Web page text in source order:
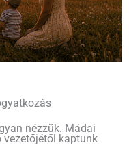
nézzük. Mádai
vezetőjétől kaptunk